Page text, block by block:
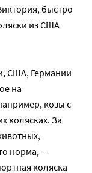
быстро
из США
США, Германии
на
козы с
колясках. За
норма, –
коляска